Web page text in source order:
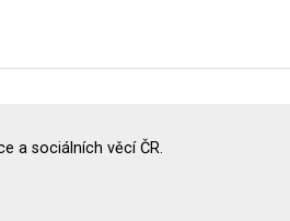
a sociálních věcí ČR.